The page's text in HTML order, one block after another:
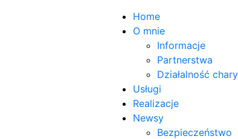
Home
O mnie
Informacje
Partnerstwa
Działalność
Usługi
Realizacje
Newsy
Bezpieczeństwo